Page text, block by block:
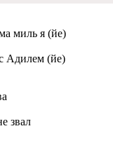
миль я (йе)
Адилем (йе)
звал